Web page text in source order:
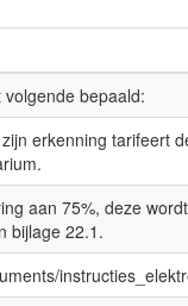
bepaald:
erkenning tarifeert
aan 75%, deze
bijlage 22.1.